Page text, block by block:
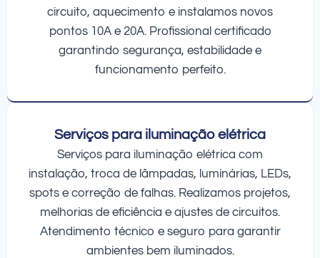
circuito, aquecimento e instalamos novos
pontos 10A e 20A. Profissional certificado
garantindo segurança, estabilidade e
funcionamento perfeito.
Serviços para iluminação elétrica
Serviços para iluminação elétrica com
instalação, troca de lâmpadas, luminárias, LEDs,
spots e correção de falhas. Realizamos projetos,
melhorias de eficiência e ajustes de circuitos.
Atendimento técnico e seguro para garantir
ambientes bem iluminados.